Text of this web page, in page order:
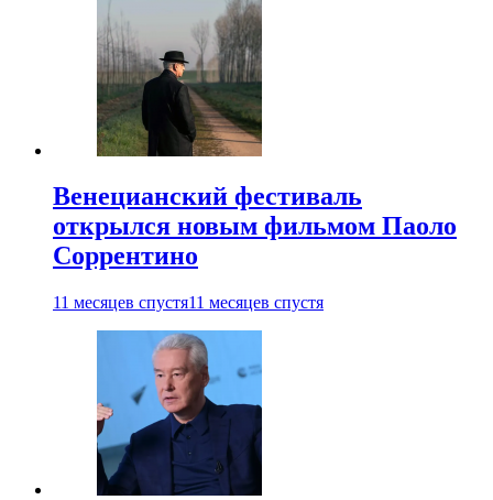
Венецианский фестиваль
открылся новым фильмом Паоло
Соррентино
11 месяцев спустя11 месяцев спустя